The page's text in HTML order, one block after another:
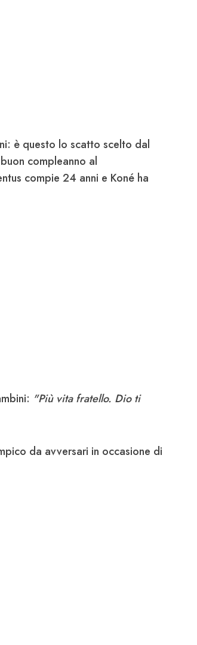
è questo lo scatto scelto dal
compleanno al
compie 24 anni e Koné ha
"Più vita fratello. Dio ti
da avversari in occasione di